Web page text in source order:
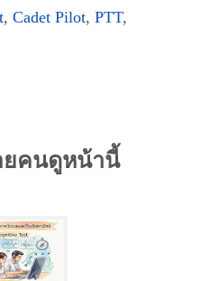
, Cadet Pilot, PTT,
ยคนดูหน้านี้